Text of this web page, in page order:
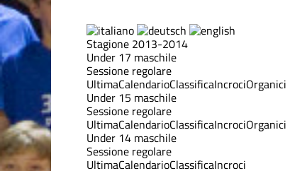
Stagione 2013-2014
Under 17 maschile
Sessione regolare
UltimaCalendarioClassificaIncrociOrganici
Under 15 maschile
Sessione regolare
UltimaCalendarioClassificaIncrociOrganici
Under 14 maschile
Sessione regolare
UltimaCalendarioClassificaIncroci